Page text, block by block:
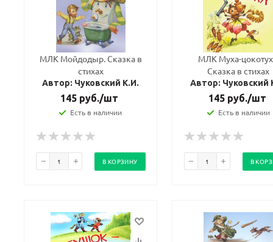
МЛК Мойдодыр. Сказка в
стихах
Автор: Чуковский К.И.
145 руб./шт
Есть в наличии
В КОРЗИНУ
МЛК Муха-
Сказка в стихах
Автор: Чуковский
145руб./шт
Есть в наличии
В